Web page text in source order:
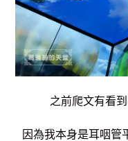
之前爬文有看
因為我本身是耳咽管